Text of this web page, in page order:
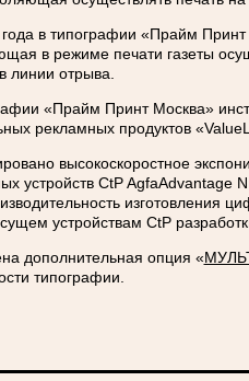
в типографии «Прайм
в режиме печати газеты
линии отрыва.
«Прайм Принт Москва»
рекламных продуктов
высокоскоростное
устройств CtP
изготовления
устройствам CtP
дополнительная опция «
типографии.